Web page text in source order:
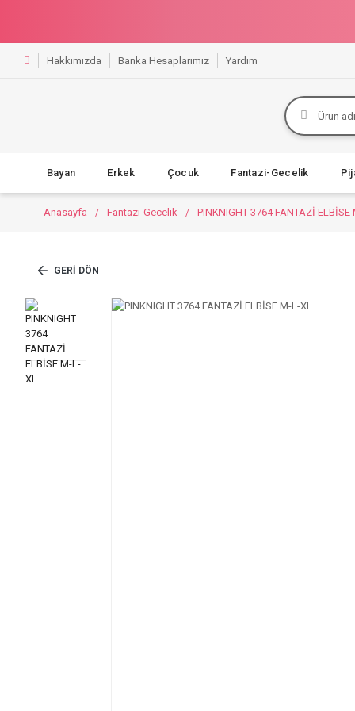
Hakkımızda Banka Hesaplarımız Yardım
Bayan Erkek Çocuk Fantazi-Gecelik
Anasayfa Fantazi-Gecelik PINKNIGHT 3764 FANTAZİ ELBİSE
GERI DÖN